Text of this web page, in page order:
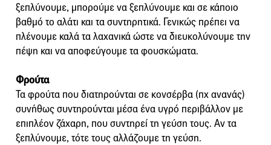
ξεπλύνουμε, μπορούμε να ξεπλύνουμε και σε κάποιο
βαθμό το αλάτι και τα συντηρητικά. Γενικώς πρέπει να
πλένουμε καλά τα λαχανικά ώστε να διευκολύνουμε την
πέψη και να αποφεύγουμε τα φουσκώματα.
Φρούτα
Τα φρούτα που διατηρούνται σε κονσέρβα (πχ ανανάς)
συνήθως συντηρούνται μέσα ένα υγρό περιβάλλον με
επιπλέον ζάχαρη, που συντηρεί τη γεύση τους. Αν τα
ξεπλύνουμε, τότε τους αλλάζουμε τη γεύση.